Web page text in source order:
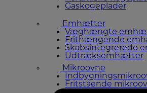
Gaskogeplader
Emhætter
Væghængte
Frithængende
Skabsintegrerede
Udtræksemhætter
Mikroovne
Fritstående